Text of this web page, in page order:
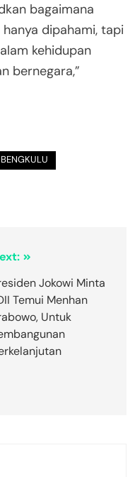
bagaimana
dipahami, tapi
kehidupan
bernegara,”
Jokowi Minta
Temui Menhan
Untuk